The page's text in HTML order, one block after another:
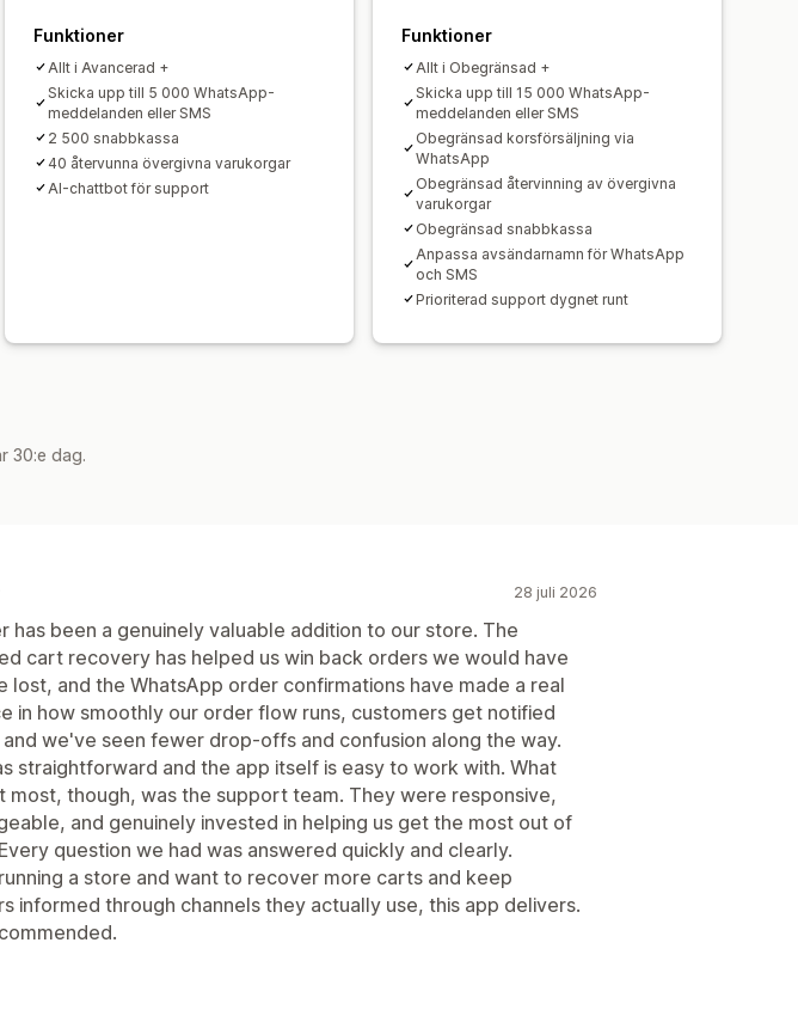
Funktioner
Allt i Avancerad +
Skicka upp till 5 000 WhatsApp-
meddelanden eller SMS
2 500 snabbkassa
40 återvunna övergivna varukorgar
AI-chattbot för support
Funktioner
Allt i Obegränsad +
Skicka upp till 15 000 WhatsApp-
meddelanden eller SMS
Obegränsad korsförsäljning via
WhatsApp
Obegränsad återvinning av övergivna
varukorgar
Obegränsad snabbkassa
Anpassa avsändarnamn för WhatsApp
och SMS
Prioriterad support dygnet runt
30:e dag.
28 juli 2026
has been a genuinely valuable addition to our store. The
cart recovery has helped us win back orders we would have
lost, and the WhatsApp order confirmations have made a real
in how smoothly our order flow runs, customers get notified
and we've seen fewer drop-offs and confusion along the way.
straightforward and the app itself is easy to work with. What
most, though, was the support team. They were responsive,
and genuinely invested in helping us get the most out of
question we had was answered quickly and clearly.
a store and want to recover more carts and keep
informed through channels they actually use, this app delivers.